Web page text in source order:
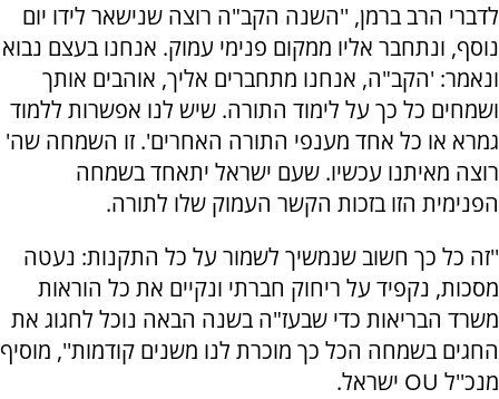
לדברי הרב ברמן, ''השנה הקב"ה רוצה שנישאר לידו יום
נוסף, ונתחבר אליו ממקום פנימי עמוק. אנחנו בעצם נבוא
ונאמר: 'הקב"ה, אנחנו מתחברים אליך, אוהבים אותך
ושמחים כל כך על לימוד התורה. שיש לנו אפשרות ללמוד
גמרא או כל אחד מענפי התורה האחרים'. זו השמחה שה'
רוצה מאיתנו עכשיו. שעם ישראל יתאחד בשמחה
הפנימית הזו בזכות הקשר העמוק שלו לתורה.
''זה כל כך חשוב שנמשיך לשמור על כל התקנות: נעטה
מסכות, נקפיד על ריחוק חברתי ונקיים את כל הוראות
משרד הבריאות כדי שבעז"ה בשנה הבאה נוכל לחגוג את
החגים בשמחה הכל כך מוכרת לנו משנים קודמות'', מוסיף
מנכ''ל OU ישראל.